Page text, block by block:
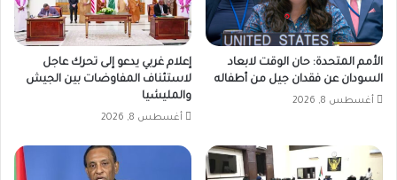
الأمم المتحدة: حان الوقت لابعاد
السودان عن فقدان جيل من أطفاله
أغسطس 8, 2026
إعلام غربي يدعو إلى تحرك عاجل
لاستئناف المفاوضات بين الجيش
والمليشيا
أغسطس 8, 2026